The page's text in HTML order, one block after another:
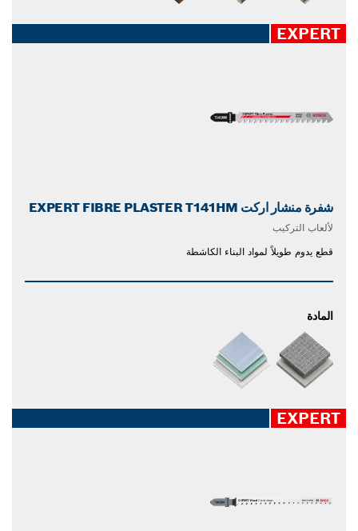
EXPERT
شفرة منشار اركت EXPERT FIBRE PLASTER T141HM
لألعاب التركيب
قطع يدوم طويلاً لمواد البناء الكاشطة
المادة
EXPERT